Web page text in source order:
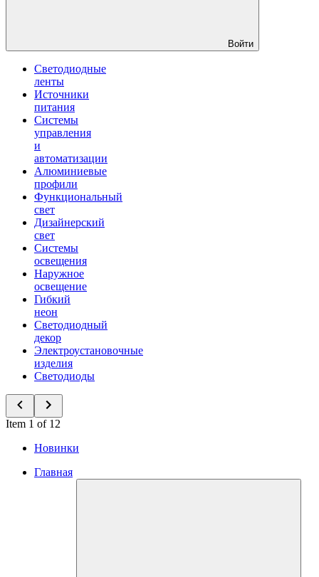
Войти
Светодиодные
ленты
Источники
питания
Системы
управления
и
автоматизации
Алюминиевые
профили
Функциональный
свет
Дизайнерский
свет
Системы
освещения
Наружное
освещение
Гибкий
неон
Светодиодный
декор
Электроустановочные
изделия
Светодиоды
Item 1 of 12
Новинки
Главная